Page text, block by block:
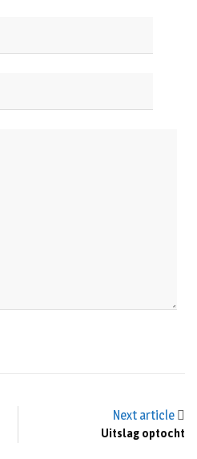
Next article
Uitslag optocht